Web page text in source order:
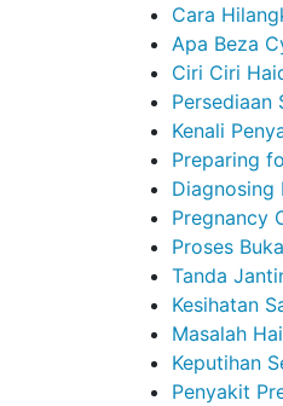
Cara
Apa Beza
Ciri Ciri
Persediaan
Kenali
Preparing
Diagnosing
Pregnancy
Proses
Tanda
Kesihatan
Masalah
Keputihan
Penyakit